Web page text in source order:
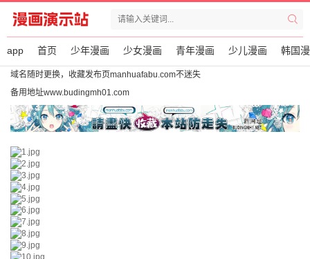
app 首页 少年漫画 少女漫画 青年漫画 少儿漫画 韩国
域名随时更换，收藏发布页manhuafabu.com不迷失
备用地址www.budingmh01.com